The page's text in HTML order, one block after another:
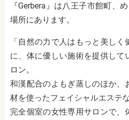
『Gerbera』は八王子市館町、
場所にあります。
「自然の力で人はもっと美し
に、体に優しい施術を提供して
ロン。
和漢配合のよもぎ蒸しのほか、
材を使ったフェイシャルエステ
完全個室の女性専用サロンで、